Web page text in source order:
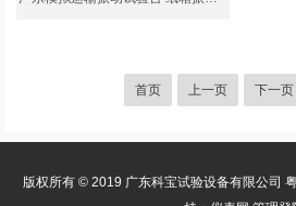
首页 上一页 下一页
版权所有 © 2019 广东科宝试验设备有限公司